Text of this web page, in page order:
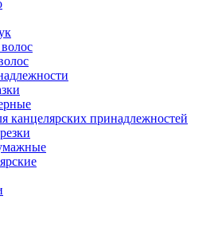
канцелярских принадлежностей